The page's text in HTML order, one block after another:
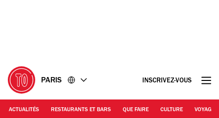
PARIS INSCRIVEZ-VOUS
ACTUALITÉS RESTAURANTS ET BARS QUE FAIRE CULTURE VOYAGE